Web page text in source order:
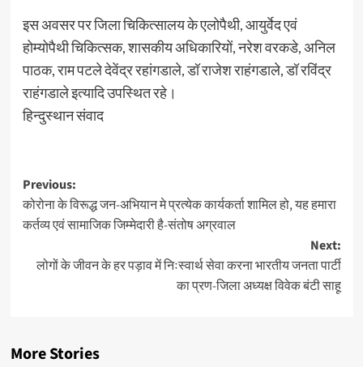
इस अवसर पर जिला चिकित्सालय के एलोपैथी, आयुर्वेद एवं
होम्योपैथी चिकित्सक, शासकीय अधिकारियों, नरेश वरकडे, अनिल
पाठक, राम पटले देवेंद्र रहांगडाले, डॉ राजेश राहंगडाले, डॉ रविंद्र
राहंगडाले इत्यादि उपस्थित रहे।
हिन्दुस्थान संवाद
Post
navigation
Previous:
कोरोना के विरूद्ध जन-अभियान मे प्रत्येक कार्यकर्ता शामिल हो, यह हमारा
कर्तव्य एवं सामाजिक जिम्मेदारी है-संतोष अग्रवाल
Next:
लोगों के जीवन के हर पड़ाव में निःस्वार्थ सेवा करना भारतीय जनता पार्टी
का प्रण-जिला अध्यक्ष विवेक बंटी साहू
More Stories